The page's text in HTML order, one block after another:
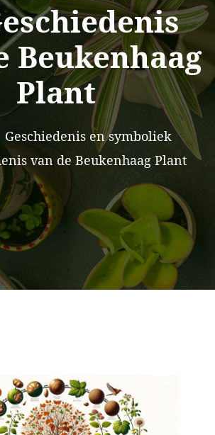
Beukenhaag
Plant
Geschiedenis en symboliek
van de Beukenhaag Plant